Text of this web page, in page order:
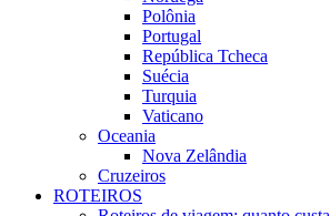
Polônia
Portugal
República Tcheca
Suécia
Turquia
Vaticano
Oceania
Nova Zelândia
Cruzeiros
ROTEIROS